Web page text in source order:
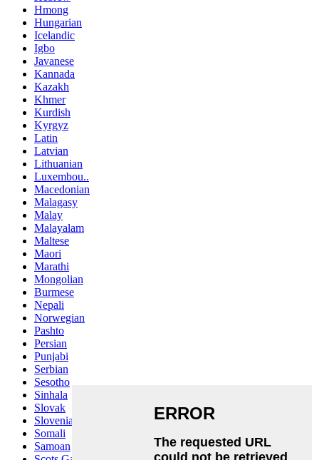
Hmong
Hungarian
Icelandic
Igbo
Javanese
Kannada
Kazakh
Khmer
Kurdish
Kyrgyz
Latin
Latvian
Lithuanian
Luxembou..
Macedonian
Malagasy
Malay
Malayalam
Maltese
Maori
Marathi
Mongolian
Burmese
Nepali
Norwegian
Pashto
Persian
Punjabi
Serbian
Sesotho
Sinhala
Slovak
Slovenian
Somali
Samoan